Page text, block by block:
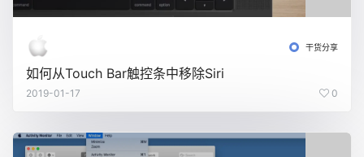
干货分享
如何从Touch Bar触控条中移除Siri
2019-01-17 0